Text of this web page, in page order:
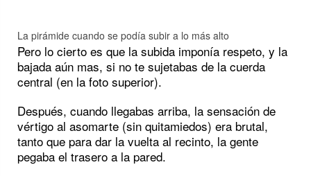
La pirámide cuando se podía subir a lo más alto
Pero lo cierto es que la subida imponía respeto, y la
bajada aún mas, si no te sujetabas de la cuerda
central (en la foto superior).
Después, cuando llegabas arriba, la sensación de
vértigo al asomarte (sin quitamiedos) era brutal,
tanto que para dar la vuelta al recinto, la gente
pegaba el trasero a la pared.